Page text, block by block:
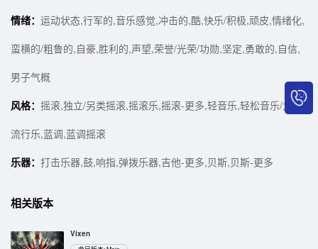
情绪： 运动状态,行军的,音乐感觉,冲击的,酷,快乐/积极,顽皮,情绪化,
蛮横的/粗鲁的,自豪,胜利的,声望,荣誉/光荣/功勋,坚定,勇敢的,自信,
男子气概
风格： 摇滚,独立/另类摇滚,摇滚乐,摇滚-更多,轻音乐,轻松音乐/大众
流行乐,蓝调,蓝调摇滚
乐器： 打击乐器,鼓,响指,弹拨乐器,吉他-更多,贝斯,贝斯-更多
相关版本
Vixen